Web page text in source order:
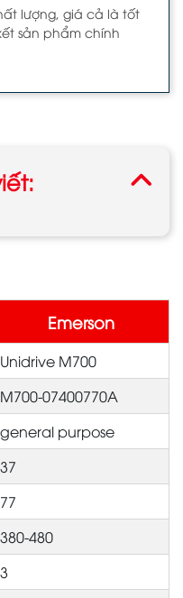
lượng, giá cả là tốt
sản phẩm chính
Emerson
Unidrive M700
M700-07400770A
general purpose
37
77
380-480
3